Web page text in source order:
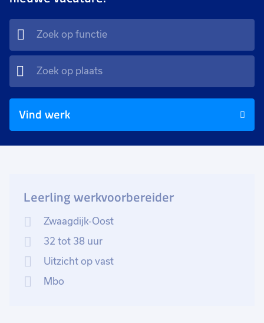
Vind werk
Leerling werkvoorbereider
Zwaagdijk-Oost
32 tot 38 uur
Uitzicht op vast
Mbo